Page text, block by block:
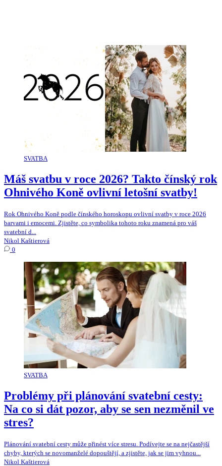
SVATBA
Máš svatbu v roce 2026? Takto čínský rok
Ohnivého Koně ovlivní letošní svatby!
Rok Ohnivého Koně podle čínského horoskopu ovlivní svatby v roce 2026
barvami i emocemi. Zjistěte, co symbolika tohoto roku znamená pro váš
svatební d...
Nikol Kaštierová
0
SVATBA
Problémy při plánování svatební cesty:
Na co si dát pozor, aby se sen nezměnil ve
stres?
Plánování svatební cesty může přinést více stresu. Podívejte se na nejčastější
chyby, kterých se novomanželé dopouštějí, a zjistěte, jak se jim vyhnou...
Nikol Kaštierová